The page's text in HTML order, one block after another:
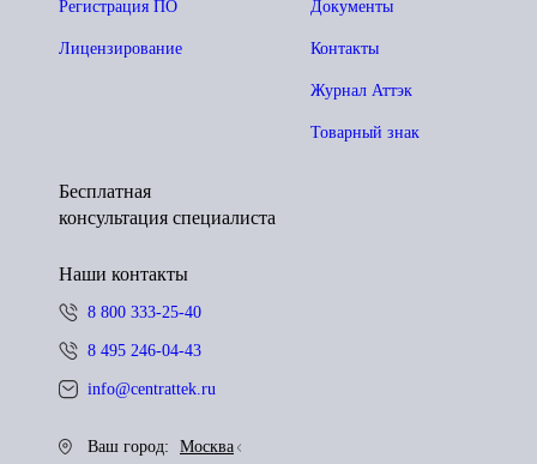
Документы
Контакты
Журнал Аттэк
Товарный знак
Регистрация ПО
Лицензирование
Бесплатная
консультация специалиста
Наши контакты
8 800 333-25-40
8 495 246-04-43
info@centrattek.ru
Ваш город:
Москва